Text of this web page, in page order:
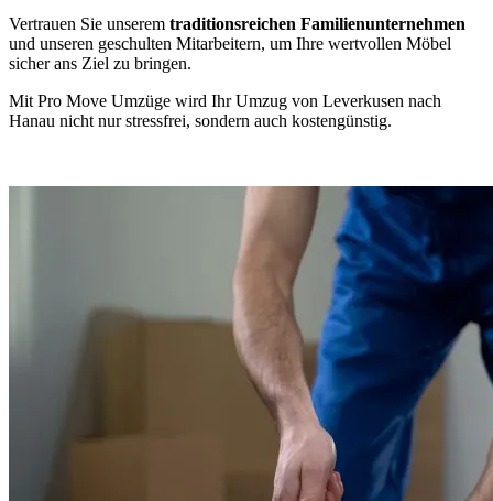
Vertrauen Sie unserem traditionsreichen Familienunternehmen
und unseren geschulten Mitarbeitern, um Ihre wertvollen Möbel
sicher ans Ziel zu bringen.
Mit Pro Move Umzüge wird Ihr Umzug von Leverkusen nach
Hanau nicht nur stressfrei, sondern auch kostengünstig.